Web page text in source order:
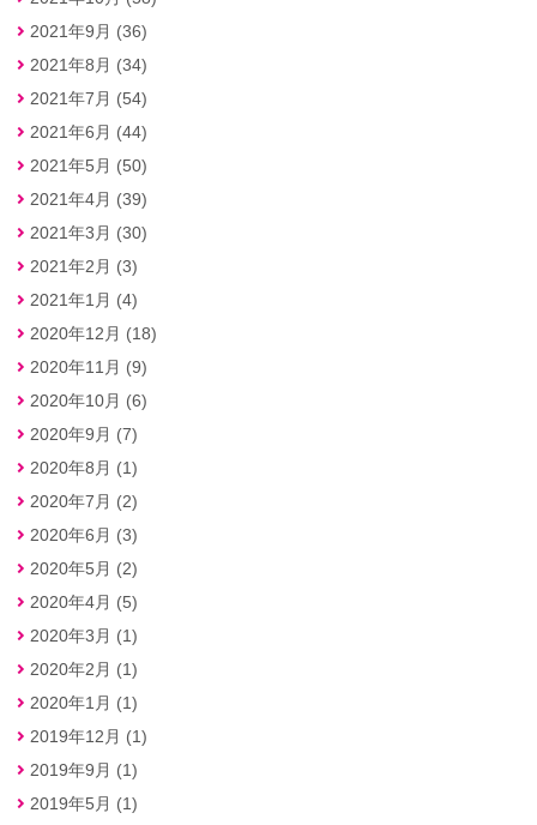
2021年9月 (36)
2021年8月 (34)
2021年7月 (54)
2021年6月 (44)
2021年5月 (50)
2021年4月 (39)
2021年3月 (30)
2021年2月 (3)
2021年1月 (4)
2020年12月 (18)
2020年11月 (9)
2020年10月 (6)
2020年9月 (7)
2020年8月 (1)
2020年7月 (2)
2020年6月 (3)
2020年5月 (2)
2020年4月 (5)
2020年3月 (1)
2020年2月 (1)
2020年1月 (1)
2019年12月 (1)
2019年9月 (1)
2019年5月 (1)